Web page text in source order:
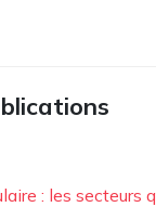
: les secteurs